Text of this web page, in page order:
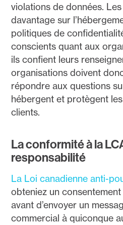
violations de données.
davantage sur
politiques de
conscients quant aux
ils confient leurs
organisations doivent
répondre aux questions
hébergent et protègent
clients.
La conformité à la
responsabilité
La Loi canadienne anti-
obteniez un
avant d’envoyer un
commercial à quiconque